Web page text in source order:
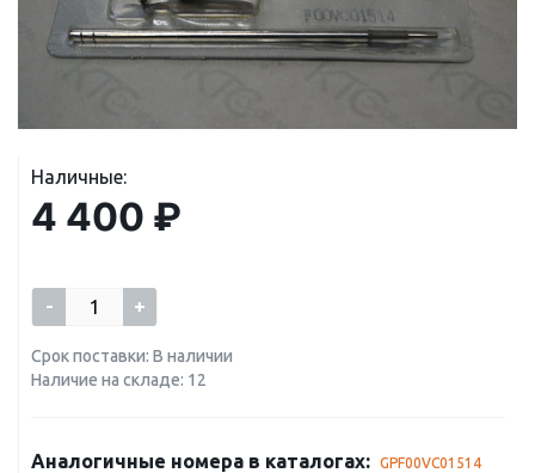
Наличные:
4 400 ₽
- +
Срок поставки: В наличии
Наличие на складе: 12
Аналогичные номера в каталогах: GPF00VC01514